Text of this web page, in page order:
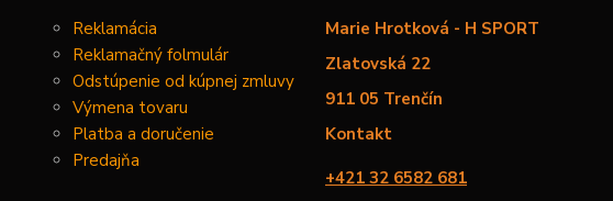
Reklamácia
Reklamačný folmulár
Odstúpenie od kúpnej zmluvy
Výmena tovaru
Platba a doručenie
Predajňa
Marie Hrotková - H SPORT
Zlatovská 22
911 05 Trenčín
Kontakt
+421 32 6582 681